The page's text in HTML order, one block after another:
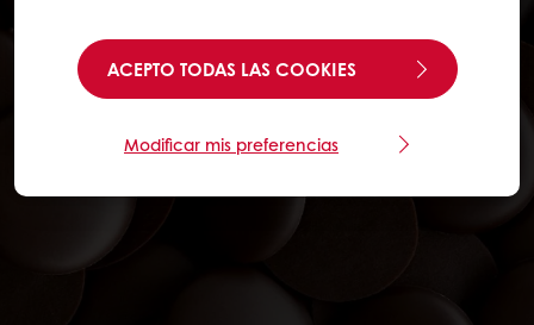
ACEPTO TODAS LAS COOKIES
Modificar mis preferencias